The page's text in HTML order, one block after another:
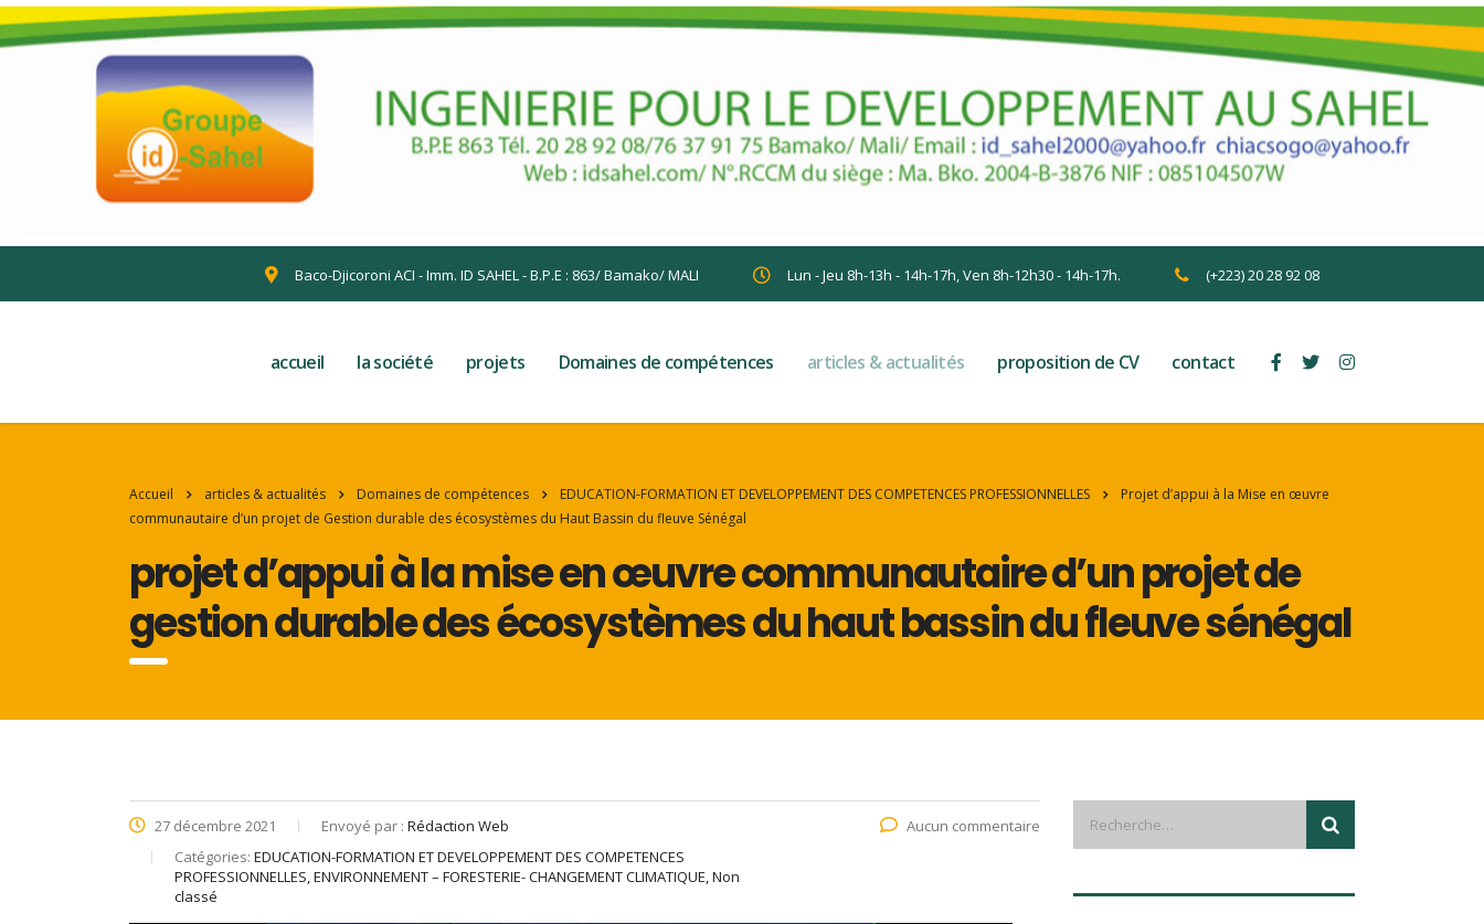
Baco-Djicoroni ACI - Imm. ID SAHEL - B.P.E : 863/ Bamako/ MALI Lun - Jeu 8h-13h - 14h-17h, Ven 8h-12h30 - 14h-17h. (+223) 20 28 92 08
accueil la société projets Domaines de compétences articles & actualités proposition de CV contact
Accueil articles & actualités Domaines de compétences EDUCATION-FORMATION ET DEVELOPPEMENT DES COMPETENCES PROFESSIONNELLES
Projet d’appui à la Mise en œuvre
communautaire d’un projet de Gestion durable des écosystèmes du Haut Bassin du fleuve Sénégal
projet d’appui à la mise en œuvre communautaire d’un projet de
gestion durable des écosystèmes du haut bassin du fleuve sénégal
27 décembre 2021 Envoyé par : Rédaction Web
Catégories: EDUCATION-FORMATION ET DEVELOPPEMENT DES COMPETENCES
PROFESSIONNELLES, ENVIRONNEMENT – FORESTERIE- CHANGEMENT CLIMATIQUE, Non
classé
Aucun commentaire